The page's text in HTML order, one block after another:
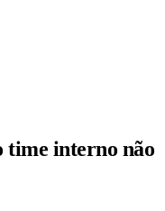
time interno não